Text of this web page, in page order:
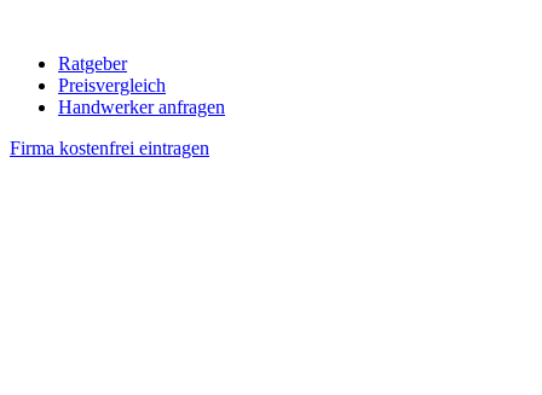
Ratgeber
Preisvergleich
Handwerker anfragen
Firma kostenfrei eintragen